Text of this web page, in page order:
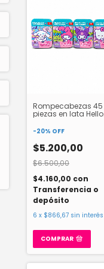
Rompecabezas 45
piezas en lata Hello
-20% OFF
$5.200,00
$6.500,00
$4.160,00 con
Transferencia o
depósito
6 x $866,67 sin interés
COMPRAR